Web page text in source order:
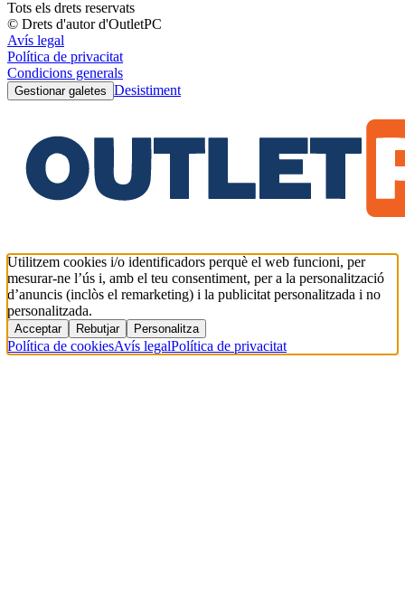
Tots els drets reservats
© Drets d'autor d'OutletPC
Avís legal
Política de privacitat
Condicions generals
Gestionar galetes Desistiment
Utilitzem cookies i/o identificadors perquè el web funcioni, per
mesurar-ne l’ús i, amb el teu consentiment, per a la personalització
d’anuncis (inclòs el remarketing) i la publicitat personalitzada i no
personalitzada.
Acceptar Rebutjar Personalitza
Política de cookiesAvís legalPolítica de privacitat